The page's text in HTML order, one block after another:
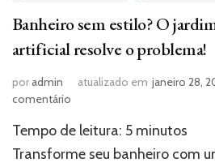
Banheiro sem estilo? O
artificial resolve o problema!
poradmin atualizado em janeiro 28,
comentário
sem
estilo?
Tempo de leitura: 5 minutos
Transforme seu banheiro com